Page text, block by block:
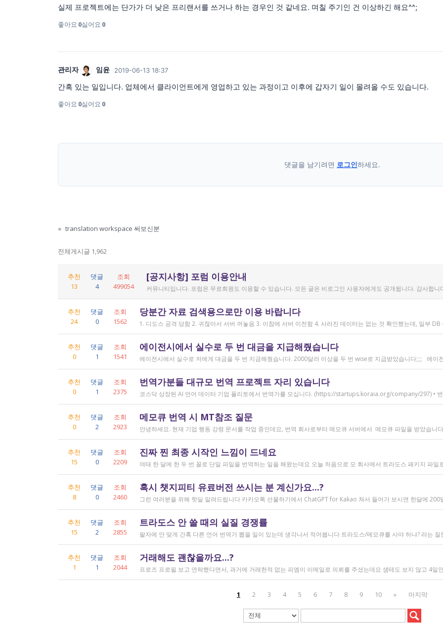
실제 프로젝트에는 단가가 더 낮은 프리랜서를 쓰거나 하는 경우인 것 같네요. 며칠 주기인 건 이상하긴 해요^^;
좋아요 0싫어요 0
관리자 임윤 2019-06-13 18:37
간혹 있는 일입니다. 업체에서 클라이언트에게 영업하고 있는 과정이고 이후에 갑자기 일이 몰려올 수도 있습니다.
좋아요 0싫어요 0
댓글을 남기려면 로그인하세요.
« translation workspace 써보신분
전체게시글 1,962
추천
13
댓글
4
조회
499054
[공지사항] 포럼 이용안내
커뮤니티입니다. 포럼은 무료회원도 이용할 수 있습니다. 모든 글은 비로그인 사용자에게도 공개됩니다. 감사합니
추천
24
댓글
0
조회
1562
당분간 자료 검색용으로만 이용 바랍니다
추천
0
댓글
1
조회
1541
에이전시에서 실수로 두 번 대금을 지급해줬습니다
추천
0
댓글
1
조회
2375
번역가분들 대규모 번역 프로젝트 자리 있습니다
추천
0
댓글
2
조회
2923
메모큐 번역 시 MT참조 질문
추천
15
댓글
0
조회
2209
진짜 찐 최종 시작인 느낌이 드네요
추천
8
댓글
0
조회
2460
혹시 챗지피티 유료버전 쓰시는 분 계신가요...?
추천
15
댓글
2
조회
2855
트라도스 안 쓸 때의 실질 경쟁률
추천
1
댓글
1
조회
2044
거래해도 괜찮을까요...?
1 2 3 4 5 6 7 8 9 10 » 마지막